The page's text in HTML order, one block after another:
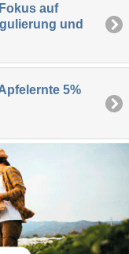
auf
und
5%